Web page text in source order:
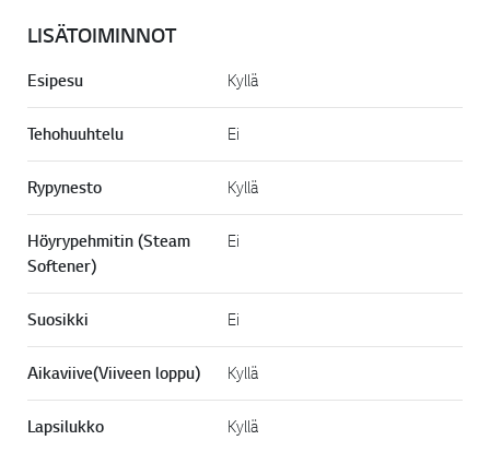
LISÄTOIMINNOT
Esipesu Kyllä
Tehohuuhtelu Ei
Rypynesto Kyllä
Höyrypehmitin (Steam
Softener)
Ei
Suosikki Ei
Aikaviive(Viiveen loppu) Kyllä
Lapsilukko Kyllä